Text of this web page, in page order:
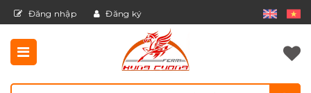
Đăng nhập Đăng ký